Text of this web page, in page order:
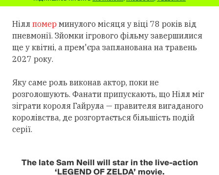
Нілл помер минулого місяця у віці 78 років від
пневмонії. Зйомки ігрового фільму завершилися
ще у квітні, а прем'єра запланована на травень
2027 року.
Яку саме роль виконав актор, поки не
розголошують. Фанати припускають, що Нілл міг
зіграти короля Гайрула — правителя вигаданого
королівства, де розгортається більшість подій
серії.
The late Sam Neill will star in the live-action
‘LEGEND OF ZELDA’ movie.